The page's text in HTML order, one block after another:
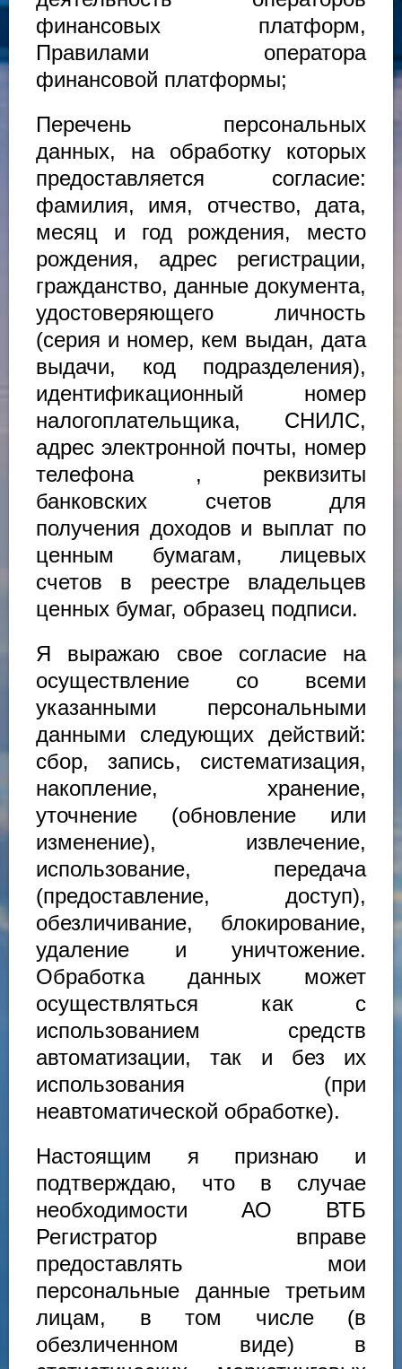
финансовых платформ,
Правилами оператора
финансовой платформы;
Перечень персональных
данных, на обработку которых
предоставляется согласие:
фамилия, имя, отчество, дата,
месяц и год рождения, место
рождения, адрес регистрации,
гражданство, данные документа,
удостоверяющего личность
(серия и номер, кем выдан, дата
выдачи, код подразделения),
идентификационный номер
налогоплательщика, СНИЛС,
адрес электронной почты, номер
телефона , реквизиты
банковских счетов для
получения доходов и выплат по
ценным бумагам, лицевых
счетов в реестре владельцев
ценных бумаг, образец подписи.
Я выражаю свое согласие на
осуществление со всеми
указанными персональными
данными следующих действий:
сбор, запись, систематизация,
накопление, хранение,
уточнение (обновление или
изменение), извлечение,
использование, передача
(предоставление, доступ),
обезличивание, блокирование,
удаление и уничтожение.
Обработка данных может
осуществляться как с
использованием средств
автоматизации, так и без их
использования (при
неавтоматической обработке).
Настоящим я признаю и
подтверждаю, что в случае
необходимости АО ВТБ
Регистратор вправе
предоставлять мои
персональные данные третьим
лицам, в том числе (в
обезличенном виде) в